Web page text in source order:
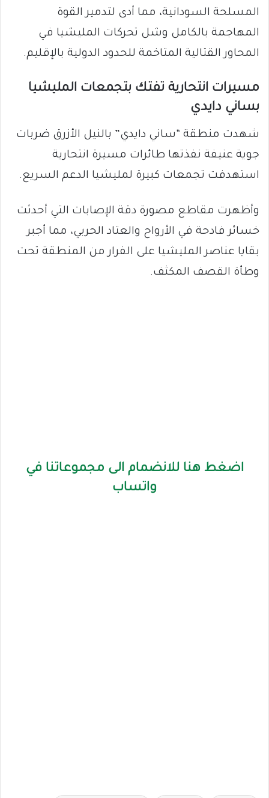
المسلحة السودانية، مما أدى لتدمير القوة
المهاجمة بالكامل وشل تحركات المليشيا في
المحاور القتالية المتاخمة للحدود الدولية بالإقليم.
​مسيرات انتحارية تفتك بتجمعات المليشيا
بساني دايدي
​شهدت منطقة “ساني دايدي” بالنيل الأزرق ضربات
جوية عنيفة نفذتها طائرات مسيرة انتحارية
استهدفت تجمعات كبيرة لمليشيا الدعم السريع.
وأظهرت مقاطع مصورة دقة الإصابات التي أحدثت
خسائر فادحة في الأرواح والعتاد الحربي، مما أجبر
بقايا عناصر المليشيا على الفرار من المنطقة تحت
وطأة القصف المكثف.
اضغط هنا للانضمام الى مجموعاتنا في
واتساب